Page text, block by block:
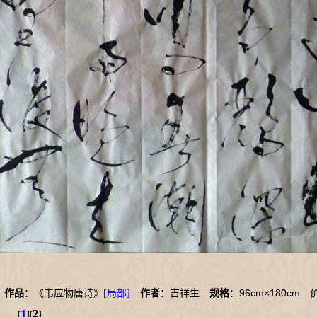
作品：《韦应物唐诗》 [局部] 作者：吉祥生 规格： 96cm×180cm
[1 ][2]